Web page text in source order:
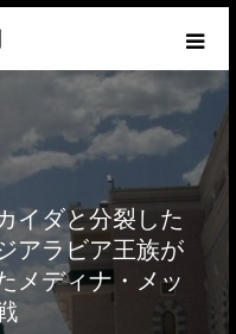
イダと分裂した
アラビア王族が
メディナ・メッ